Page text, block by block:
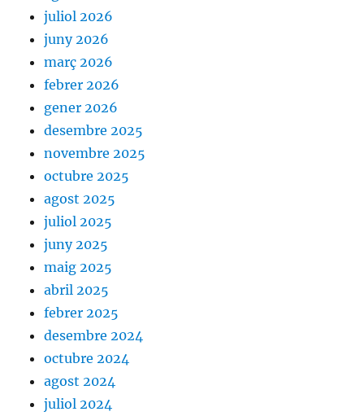
juliol 2026
juny 2026
març 2026
febrer 2026
gener 2026
desembre 2025
novembre 2025
octubre 2025
agost 2025
juliol 2025
juny 2025
maig 2025
abril 2025
febrer 2025
desembre 2024
octubre 2024
agost 2024
juliol 2024